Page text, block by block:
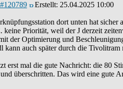
Erstellt: 25.04.2025 10:00
dort unten hat
keine Priorität, weil der J derzeit
der Optimierung und
kann auch später durch die
erst mal die gute Nachricht: die 80
überschritten. Das wird eine gute